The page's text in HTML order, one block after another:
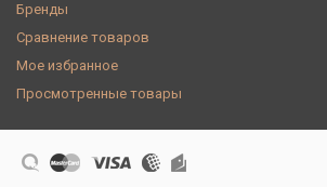
Бренды
Сравнение товаров
Мое избранное
Просмотренные товары